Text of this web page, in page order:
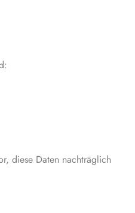
diese Daten nachträglich